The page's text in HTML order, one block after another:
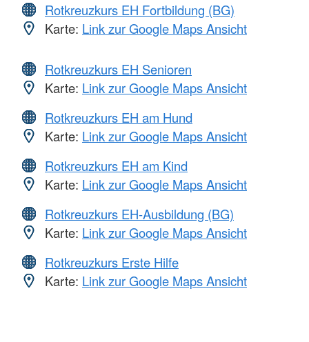
Rotkreuzkurs EH Fortbildung (BG)
Karte: Link zur Google Maps Ansicht
Rotkreuzkurs EH Senioren
Karte: Link zur Google Maps Ansicht
Rotkreuzkurs EH am Hund
Karte: Link zur Google Maps Ansicht
Rotkreuzkurs EH am Kind
Karte: Link zur Google Maps Ansicht
Rotkreuzkurs EH-Ausbildung (BG)
Karte: Link zur Google Maps Ansicht
Rotkreuzkurs Erste Hilfe
Karte: Link zur Google Maps Ansicht